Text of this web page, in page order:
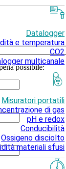
Datalogger
e temperatura
CO2
multicanale
Misuratori portatili
di gas
pH e redox
Conducibilità
Ossigeno disciolto
materiali sfusi
possibile: